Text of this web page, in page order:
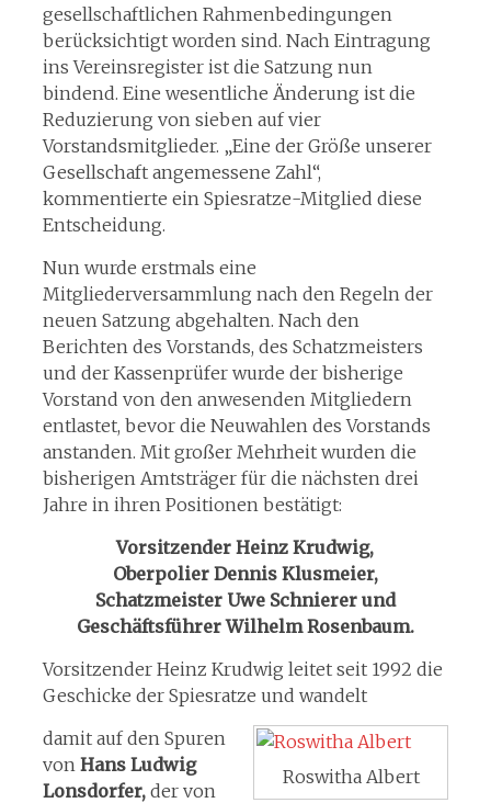
gesellschaftlichen Rahmenbedingungen
berücksichtigt worden sind. Nach Eintragung
ins Vereinsregister ist die Satzung nun
bindend. Eine wesentliche Änderung ist die
Reduzierung von sieben auf vier
Vorstandsmitglieder. „Eine der Größe unserer
Gesellschaft angemessene Zahl“,
kommentierte ein Spiesratze-Mitglied diese
Entscheidung.
Nun wurde erstmals eine
Mitgliederversammlung nach den Regeln der
neuen Satzung abgehalten. Nach den
Berichten des Vorstands, des Schatzmeisters
und der Kassenprüfer wurde der bisherige
Vorstand von den anwesenden Mitgliedern
entlastet, bevor die Neuwahlen des Vorstands
anstanden. Mit großer Mehrheit wurden die
bisherigen Amtsträger für die nächsten drei
Jahre in ihren Positionen bestätigt:
Vorsitzender Heinz Krudwig,
Oberpolier Dennis Klusmeier,
Schatzmeister Uwe Schnierer und
Geschäftsführer Wilhelm Rosenbaum.
Vorsitzender Heinz Krudwig leitet seit 1992 die
Geschicke der Spiesratze und wandelt
Roswitha Albert
damit auf den Spuren
von Hans Ludwig
Lonsdorfer,der von